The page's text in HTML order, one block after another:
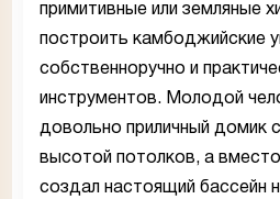
примитивные или земляные
построить камбоджийские
собственноручно и
инструментов. Молодой
довольно приличный домик
высотой потолков, а
создал настоящий бассейн